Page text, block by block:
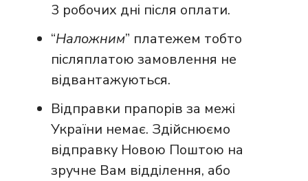
3 робочих дні після оплати.
“Наложним” платежем тобто
післяплатою замовлення не
відвантажуються.
Відправки прапорів за межі
України немає. Здійснюємо
відправку Новою Поштою на
зручне Вам відділення, або